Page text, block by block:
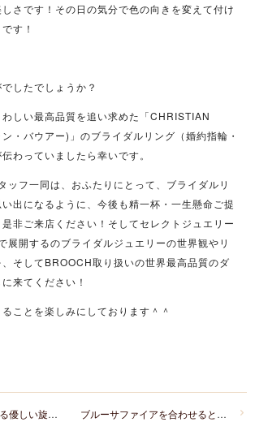
さです！その日の気分で色の向きを変えて付け
す！
したでしょうか？
しい最高品質を追い求めた「CHRISTIAN
・バウアー)」 のブライダルリング（婚約指輪・
わっていましたら幸いです。
ッフ一同は、おふたりにとって、ブライダルリ
出になるように、今後も精一杯・一生懸命ご提
非ご来店ください！そしてセレクトジュエリー
展開するのブライダルジュエリーの世界観やリ
そしてBROOCH取り扱いの世界最高品質のダ
来てください！
ことを楽しみにしております＾＾
ブルーサファイアを合わせるとひとつの美しいらせん状に！？サムシングブルーのスタイリッシュな結婚指輪はＳＣ－888
ットリング「Radiant・Serenade」